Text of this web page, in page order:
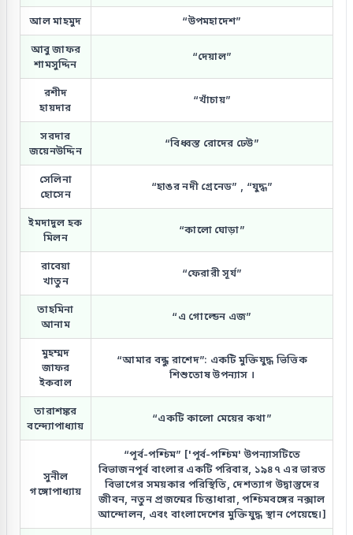
আল মাহমুদ “উপমহাদেশ”
আবু জাফর
শামসুদ্দিন
“দেয়াল”
রশীদ
হায়দার
“খাঁচায়”
সরদার
জয়েনউদ্দিন
“বিধ্বস্ত রোদের ঢেউ”
সেলিনা
হোসেন
“হাঙর নদী গ্রেনেড” , “যুদ্ধ”
ইমদাদুল হক
মিলন
“কালো ঘোড়া”
রাবেয়া
খাতুন
“ফেরারী সূর্য”
তাহমিনা
আনাম
“এ গোল্ডেন এজ”
মুহম্মদ
জাফর
ইকবাল
“আমার বন্ধু রাশেদ”: একটি মুক্তিযুদ্ধ ভিত্তিক
শিশুতোষ উপন্যাস ।
তারাশঙ্কর
বন্দ্যোপাধ্যায়
“একটি কালো মেয়ের কথা”
সুনীল
গঙ্গোপাধ্যায়
“পূর্ব-পশ্চিম” ['পূর্ব-পশ্চিম' উপন্যাসটিতে
বিভাজনপূর্ব বাংলার একটি পরিবার, ১৯৪৭ এর ভারত
বিভাগের সময়কার পরিস্থিতি, দেশত্যাগ উদ্বাস্তুদের
জীবন, নতুন প্রজন্মের চিন্তাধারা, পশ্চিমবঙ্গের নক্সাল
আন্দোলন, এবং বাংলাদেশের মুক্তিযুদ্ধ স্থান পেয়েছে।]